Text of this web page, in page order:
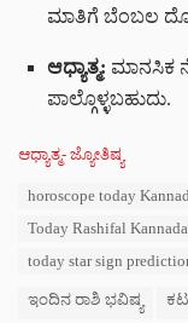
ಮಾತಿಗೆ ಬೆಂಬಲ
ಆಧ್ಯಾತ್ಮ: ಮಾನಸಿಕ
ಪಾಲ್ಗೊಳ್ಳಬಹುದು.
C
ಆಧ್ಯಾತ್ಮ- ಜ್ಯೋತಿಷ್ಯ
horoscope today
Today Rashifal Kannada
today star sign
ಇಂದಿನ ರಾಶಿ ಭವಿಷ್ಯ